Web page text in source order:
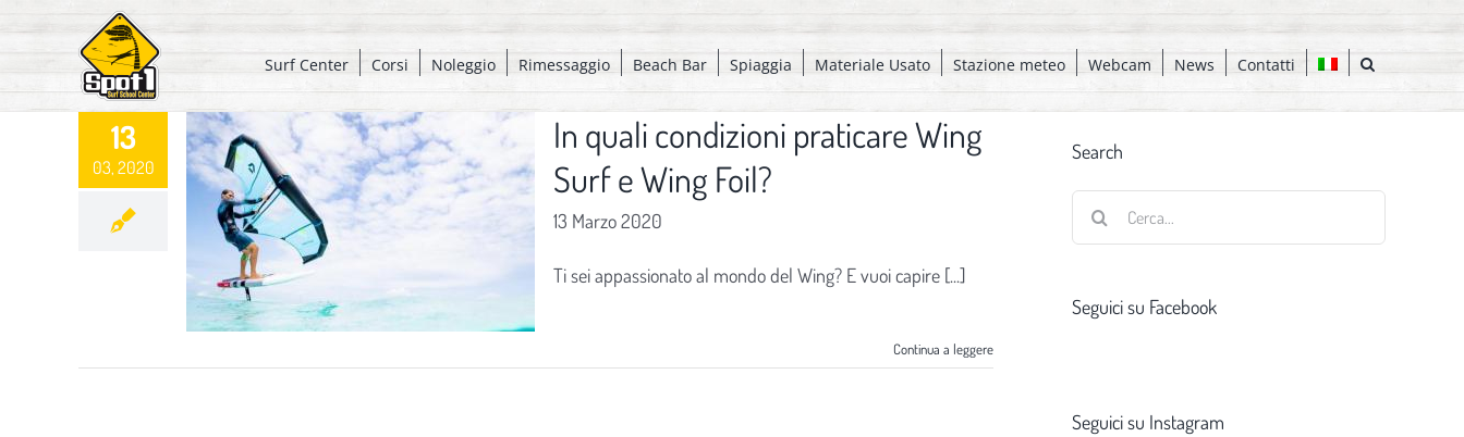
contenuto
Surf Center Corsi Noleggio Rimessaggio Beach Bar Spiaggia Materiale Usato Stazione meteo Webcam News Contatti
13
03, 2020
In quali condizioni praticare Wing
Surf e Wing Foil?
13 Marzo 2020
Ti sei appassionato al mondo del Wing? E vuoi capire [...]
Continua a leggere
Search
Seguici su Facebook
Seguici su Instagram